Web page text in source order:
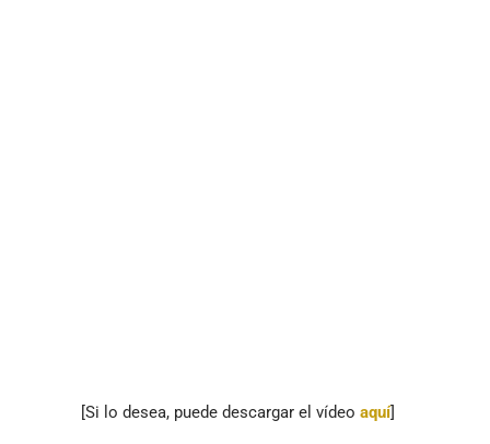
[Si lo desea, puede descargar el vídeo aquí]